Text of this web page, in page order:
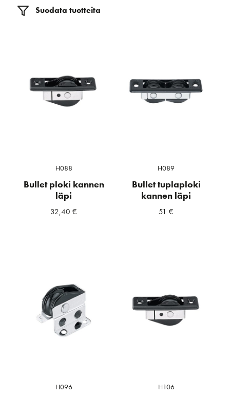
Suodata tuotteita
H088
Bullet ploki kannen
läpi
32,40€
H089
Bullet tuplaploki
kannen läpi
51€
H096 H106